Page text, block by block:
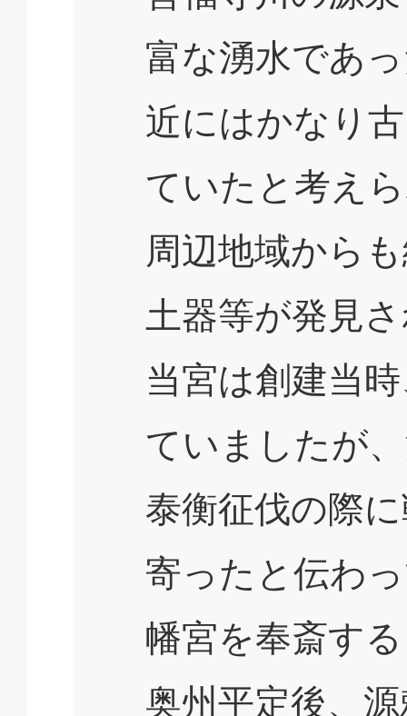
富な湧水であ
近にはかなり
ていたと考え
周辺地域から
土器等が発見
当宮は創建当
ていましたが
泰衡征伐の際
寄ったと伝わ
幡宮を奉斎す
奥州平定後、